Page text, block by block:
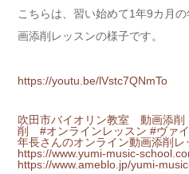
こちらは、習い始めて1年9カ月
画添削レッスンの様子です。
https://youtu.be/lVstc7QNmTo
吹田市バイオリン教室 動画添
削 #オンラインレッスン #ヴァ
年長さんのオンライン動画添削
https://www.yumi-music-
https://www.ameblo.jp/yumi-